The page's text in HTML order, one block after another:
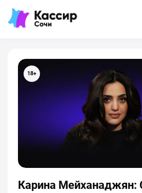
Карина Мейханаджян:
18+